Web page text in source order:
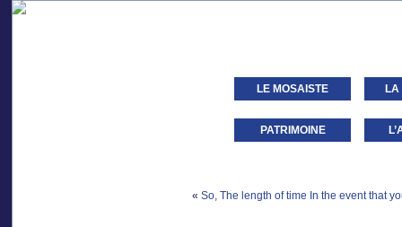
LE MOSAISTE LA
PATRIMOINE
« So, The length of time In the event that